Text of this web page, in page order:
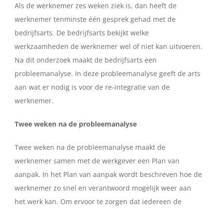
Als de werknemer zes weken ziek is, dan heeft de
werknemer tenminste één gesprek gehad met de
bedrijfsarts. De bedrijfsarts bekijkt welke
werkzaamheden de werknemer wel of niet kan uitvoeren.
Na dit onderzoek maakt de bedrijfsarts een
probleemanalyse. In deze probleemanalyse geeft de arts
aan wat er nodig is voor de re-integratie van de
werknemer.
Twee weken na de probleemanalyse
Twee weken na de probleemanalyse maakt de
werknemer samen met de werkgever een Plan van
aanpak. In het Plan van aanpak wordt beschreven hoe de
werknemer zo snel en verantwoord mogelijk weer aan
het werk kan. Om ervoor te zorgen dat iedereen de